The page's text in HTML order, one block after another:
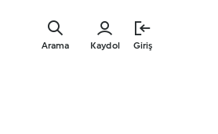
Kaydol Giriş
Arama